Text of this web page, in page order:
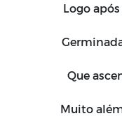
Logo
Que
Muito